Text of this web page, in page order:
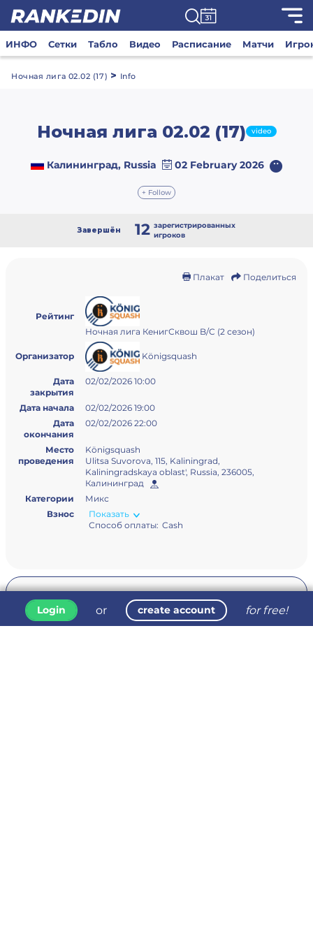
ИНФО Сетки Табло Видео Расписание Матчи
Ночная лига 02.02 (17) > Info
Ночная лига 02.02 (17) video
Калининград, Russia 02 February 2026
+ Follow
Завершён 12 зарегистрированных
игроков
Плакат Поделиться
Рейтинг
Ночная лига КенигСквош B/C (2 сезон)
Организатор Königsquash
Дата
закрытия
02/02/2026 10:00
Дата начала
02/02/2026 19:00
Дата
окончания
02/02/2026 22:00
Место
проведения
Königsquash
Ulitsa Suvorova, 115, Kaliningrad,
Kaliningradskaya oblast', Russia, 236005,
Калининград
Категории
Микс
Взнос
Показать
Способ оплаты: Cash
Админ
Login or create account for free!